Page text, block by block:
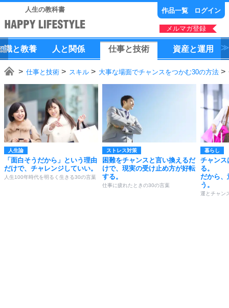
人生の教科書 作品一覧 ログイン
メルマガ登録
識と教養 人 と 関係 仕事と技術 資産と運用
仕事と技術 スキル 大事な場面でチャンスをつかむ30の方法
人生論
「面白そうだから」という理由
だけで、チャレンジしていい。
人生100年時代を明るく生きる30の言葉
ストレス対策
困難をチャンスと言い換えるだ
けで、現実の受け止め方が好転
する。
仕事に疲れたときの30の言葉
暮らし
チャンス
る。
だから、
う。
運とチャン